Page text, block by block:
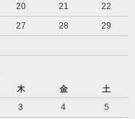
20 21
22
27 28
29
木 金
土
3 4
5